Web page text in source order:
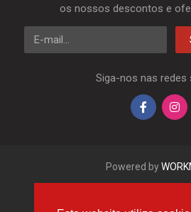
os nossos descontos e
E-mail
Siga-nos nas redes
Powered by